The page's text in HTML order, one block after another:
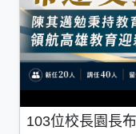
103位校長園長